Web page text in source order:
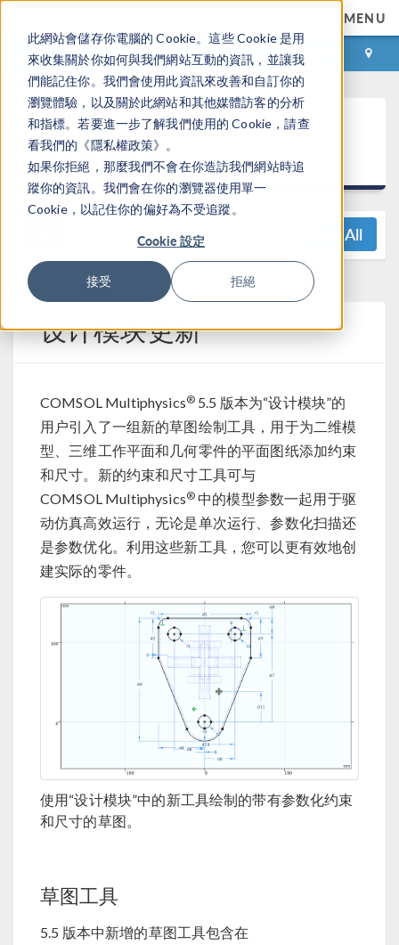
此網站會儲存你電腦的 Cookie。這些 Cookie 是用
來收集關於你如何與我們網站互動的資訊，並讓我
們能記住你。我們會使用此資訊來改善和自訂你的
瀏覽體驗，以及關於此網站和其他媒體訪客的分析
和指標。若要進一步了解我們使用的 Cookie，請查
看我們的《隱私權政策》。
如果你拒絕，那麼我們不會在你造訪我們網站時追
蹤你的資訊。我們會在你的瀏覽器使用單一
Cookie，以記住你的偏好為不受追蹤。
Cookie 設定
接受 拒絕
MENU
登录 咨询与购买
COMSOL Multiphysics®
5.5 发布亮点
View All
设计模块更新
COMSOL Multiphysics® 5.5 版本为“设计模块”的
用户引入了一组新的草图绘制工具，用于为二维模
型、三维工作平面和几何零件的平面图纸添加约束
和尺寸。新的约束和尺寸工具可与
COMSOL Multiphysics® 中的模型参数一起用于驱
动仿真高效运行，无论是单次运行、参数化扫描还
是参数优化。利用这些新工具，您可以更有效地创
建实际的零件。
使用“设计模块”中的新工具绘制的带有参数化约束
和尺寸的草图。
草图工具
5.5 版本中新增的草图工具包含在